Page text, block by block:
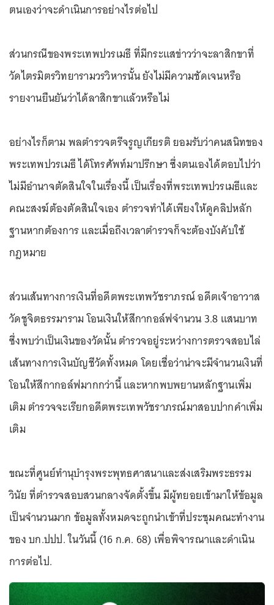
ตนเองว่าจะดำเนินการอย่างไรต่อไป
ส่วนกรณีของพระเทพปวรเมธี ที่มีกระแสข่าวว่าจะลาสิกขาที่
วัดไตรมิตรวิทยารามวรวิหารนั้น ยังไม่มีความชัดเจนหรือ
รายงานยืนยันว่าได้ลาสิกขาแล้วหรือไม่
อย่างไรก็ตาม พลตำรวจตรีจรูญเกียรติ ยอมรับว่าคนสนิทของ
พระเทพปวรเมธี ได้โทรศัพท์มาปรึกษา ซึ่งตนเองได้ตอบไปว่า
ไม่มีอำนาจตัดสินใจในเรื่องนี้ เป็นเรื่องที่พระเทพปวรเมธีและ
คณะสงฆ์ต้องตัดสินใจเอง ตำรวจทำได้เพียงให้ดูคลิปหลัก
ฐานหากต้องการ และเมื่อถึงเวลาตำรวจก็จะต้องบังคับใช้
กฎหมาย
ส่วนเส้นทางการเงินที่อดีตพระเทพวัชราภรณ์ อดีตเจ้าอาวาส
วัดชูจิตธรรมาราม โอนเงินให้สีกากอล์ฟจำนวน 3.8 แสนบาท
ซึ่งพบว่าเป็นเงินของวัดนั้น ตำรวจอยู่ระหว่างการตรวจสอบไล่
เส้นทางการเงินบัญชีวัดทั้งหมด โดยเชื่อว่าน่าจะมีจำนวนเงินที่
โอนให้สีกากอล์ฟมากกว่านี้ และหากพบพยานหลักฐานเพิ่ม
เติม ตำรวจจะเรียกอดีตพระเทพวัชราภรณ์มาสอบปากคำเพิ่ม
เติม
ขณะที่ศูนย์ทำนุบำรุงพระพุทธศาสนาและส่งเสริมพระธรรม
วินัย ที่ตำรวจสอบสวนกลางจัดตั้งขึ้น มีผู้ทยอยเข้ามาให้ข้อมูล
เป็นจำนวนมาก ข้อมูลทั้งหมดจะถูกนำเข้าที่ประชุมคณะทำงาน
ของ บก.ปปป. ในวันนี้ (16 ก.ค. 68) เพื่อพิจารณาและดำเนิน
การต่อไป.